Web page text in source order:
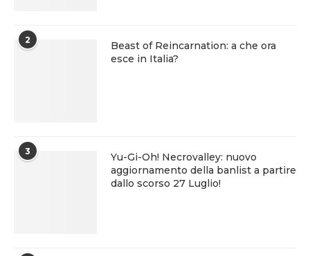
2
Beast of Reincarnation: a che ora
esce in Italia?
3
Yu-Gi-Oh! Necrovalley: nuovo
aggiornamento della banlist a partire
dallo scorso 27 Luglio!